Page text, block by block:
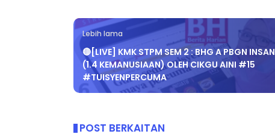
Lebih lama
🔴[LIVE] KMK STPM SEM 2 : BHG A PBGN INSAN
(1.4 KEMANUSIAAN) OLEH CIKGU AINI #15
#TUISYENPERCUMA
POST BERKAITAN